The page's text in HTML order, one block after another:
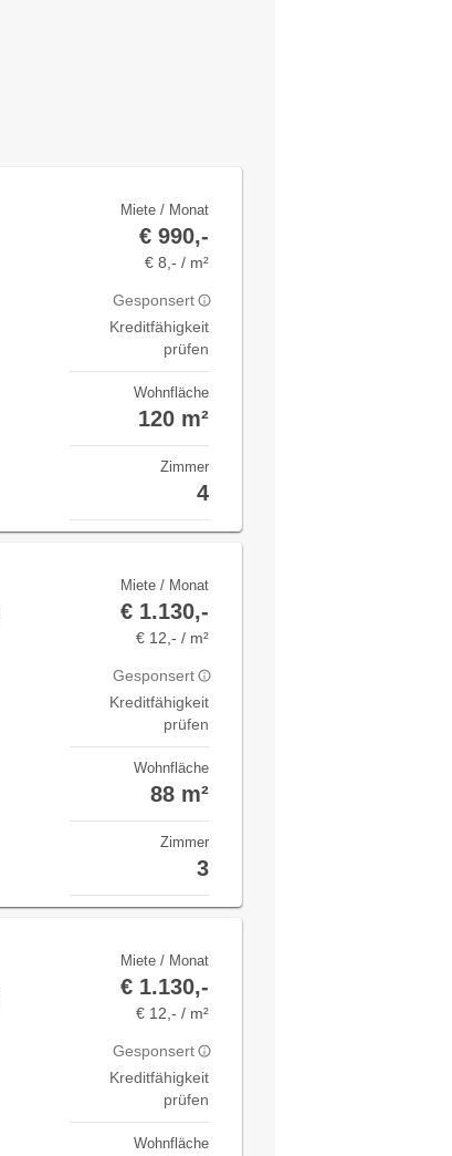
Miete / Monat
€ 990,-
€ 8,- / m²
Gesponsert
Kreditfähigkeit
prüfen
Wohnfläche
120 m²
Zimmer
4
Miete / Monat
€ 1.130,-
€ 12,- / m²
Gesponsert
Kreditfähigkeit
prüfen
Wohnfläche
88 m²
Zimmer
3
Miete / Monat
€ 1.130,-
€ 12,- / m²
Gesponsert
Kreditfähigkeit
prüfen
Wohnfläche